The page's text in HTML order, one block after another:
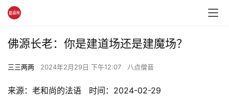
佛源长老：你是建道场还是建魔场？
三三两两 2024年2月29日 下午12:07 八点僧音
来源：老和尚的法语   时间：2024-02-29